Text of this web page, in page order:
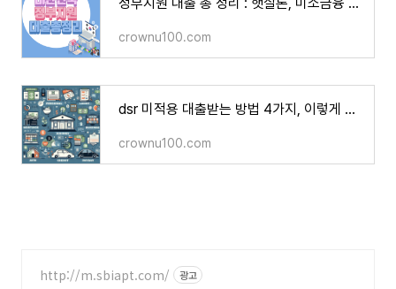
crownu100.com
dsr 미적용 대출받는 방법 4가지, 이렇게 대출 받으면 됩니다.
crownu100.com
http://m.sbiapt.com/ 광고